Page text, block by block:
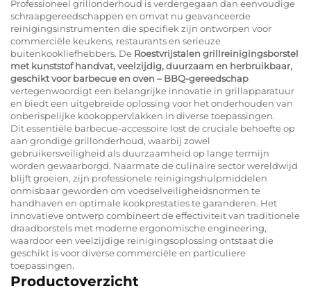
Professioneel grillonderhoud is verdergegaan dan eenvoudige
schraapgereedschappen en omvat nu geavanceerde
reinigingsinstrumenten die specifiek zijn ontworpen voor
commerciële keukens, restaurants en serieuze
buitenkookliefhebbers. De Roestvrijstalen grillreinigingsborstel
met kunststof handvat, veelzijdig, duurzaam en herbruikbaar,
geschikt voor barbecue en oven – BBQ-gereedschap
vertegenwoordigt een belangrijke innovatie in grillapparatuur
en biedt een uitgebreide oplossing voor het onderhouden van
onberispelijke kookoppervlakken in diverse toepassingen.
Dit essentiële barbecue-accessoire lost de cruciale behoefte op
aan grondige grillonderhoud, waarbij zowel
gebruikersveiligheid als duurzaamheid op lange termijn
worden gewaarborgd. Naarmate de culinaire sector wereldwijd
blijft groeien, zijn professionele reinigingshulpmiddelen
onmisbaar geworden om voedselveiligheidsnormen te
handhaven en optimale kookprestaties te garanderen. Het
innovatieve ontwerp combineert de effectiviteit van traditionele
draadborstels met moderne ergonomische engineering,
waardoor een veelzijdige reinigingsoplossing ontstaat die
geschikt is voor diverse commerciële en particuliere
toepassingen.
Productoverzicht